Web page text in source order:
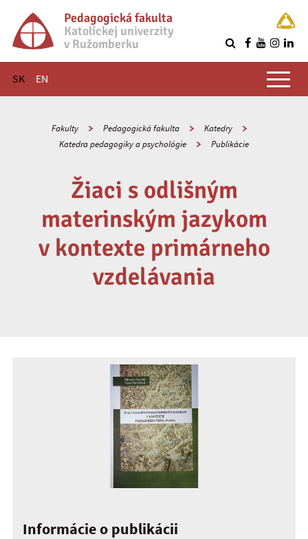
Pedagogická fakulta
Katolíckej univerzity
v Ružomberku
SK EN
Hlavné menu
Fakulty Pedagogická fakulta
Katedry
Katedra pedagogiky a psychológie
Publikácie
Žiaci s odlišným
materinským jazykom
v kontexte primárneho
vzdelávania
Informácie o publikácii